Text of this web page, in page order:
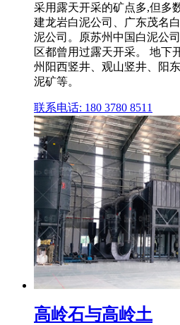
采用露天开采的矿点多,但多
建龙岩白泥公司、广东茂名
泥公司。原苏州中国白泥公
区都曾用过露天开采。 地下
州阳西竖井、观山竖井、阳
泥矿等。
联系电话: 180 3780 8511
高岭石与高岭土